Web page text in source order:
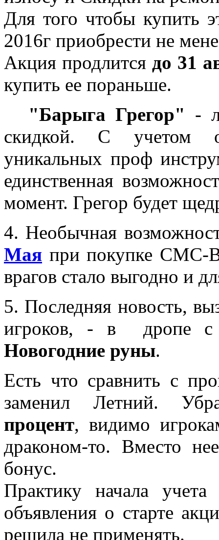
Для того чтобы купить
2016г приобрести не
Акция продлится до 31
купить ее пораньше.
"Барыга Грегор" -
скидкой. С учетом
уникальных проф
единственная
момент. Грегор будет
4. Необычная
Мая при покупке СМС-
врагов стало выгодно и
5. Последняя новость,
игроков, - в дропе с
Новогодние руны.
Есть что сравнить с
заменил Летний.
процент, видимо
драконом-то. Вместо
бонус.
Практику начала
объявления о старте
решила не применять.